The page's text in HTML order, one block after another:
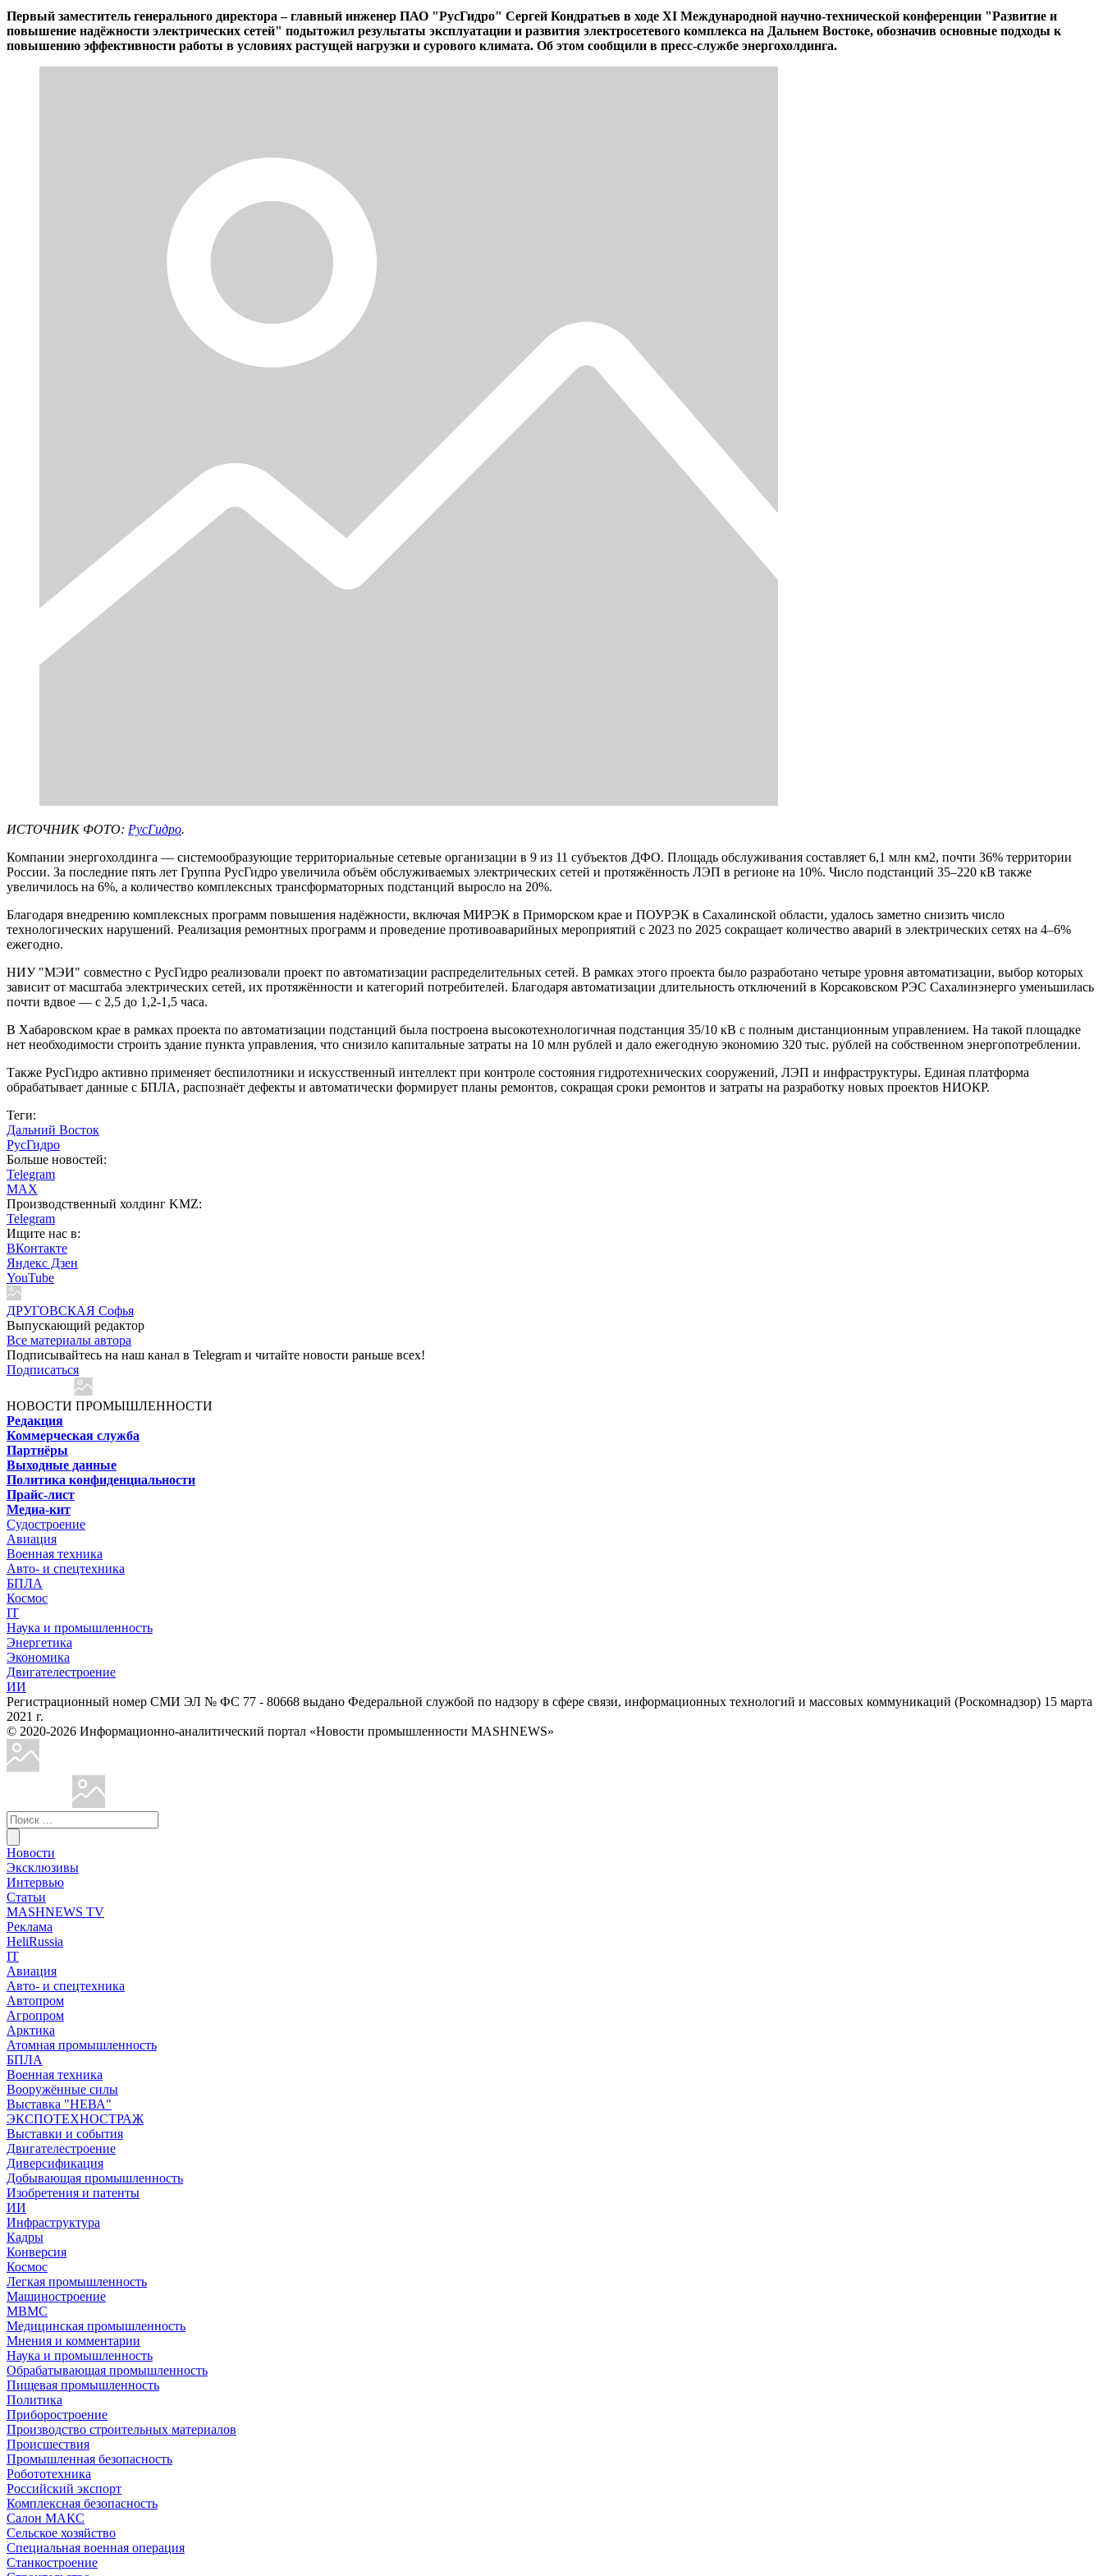
Первый заместитель генерального директора – главный инженер ПАО "РусГидро" Сергей Кондратьев в ходе XI Международной научно-технической конференции "Развитие и
повышение надёжности электрических сетей" подытожил результаты эксплуатации и развития электросетевого комплекса на Дальнем Востоке, обозначив основные подходы к
повышению эффективности работы в условиях растущей нагрузки и сурового климата. Об этом сообщили в пресс-службе энергохолдинга.
ИСТОЧНИК ФОТО: РусГидро.
Компании энергохолдинга — системообразующие территориальные сетевые организации в 9 из 11 субъектов ДФО. Площадь обслуживания составляет 6,1 млн км2, почти 36% территории
России. За последние пять лет Группа РусГидро увеличила объём обслуживаемых электрических сетей и протяжённость ЛЭП в регионе на 10%. Число подстанций 35–220 кВ также
увеличилось на 6%, а количество комплексных трансформаторных подстанций выросло на 20%.
Благодаря внедрению комплексных программ повышения надёжности, включая МИРЭК в Приморском крае и ПОУРЭК в Сахалинской области, удалось заметно снизить число
технологических нарушений. Реализация ремонтных программ и проведение противоаварийных мероприятий с 2023 по 2025 сокращает количество аварий в электрических сетях на 4–6%
ежегодно.
НИУ "МЭИ" совместно с РусГидро реализовали проект по автоматизации распределительных сетей. В рамках этого проекта было разработано четыре уровня автоматизации, выбор которых
зависит от масштаба электрических сетей, их протяжённости и категорий потребителей. Благодаря автоматизации длительность отключений в Корсаковском РЭС Сахалинэнерго уменьшилась
почти вдвое — с 2,5 до 1,2-1,5 часа.
В Хабаровском крае в рамках проекта по автоматизации подстанций была построена высокотехнологичная подстанция 35/10 кВ с полным дистанционным управлением. На такой площадке
нет необходимости строить здание пункта управления, что снизило капитальные затраты на 10 млн рублей и дало ежегодную экономию 320 тыс. рублей на собственном энергопотреблении.
Также РусГидро активно применяет беспилотники и искусственный интеллект при контроле состояния гидротехнических сооружений, ЛЭП и инфраструктуры. Единая платформа
обрабатывает данные с БПЛА, распознаёт дефекты и автоматически формирует планы ремонтов, сокращая сроки ремонтов и затраты на разработку новых проектов НИОКР.
Теги:
Дальний Восток
РусГидро
Больше новостей:
Telegram
MAX
Производственный холдинг KMZ:
Telegram
Ищите нас в:
ВКонтакте
Яндекс Дзен
YouTube
ДРУГОВСКАЯ Софья
Выпускающий редактор
Все материалы автора
Подписывайтесь на наш канал в Telegram и читайте новости раньше всех!
Подписаться
НОВОСТИ ПРОМЫШЛЕННОСТИ
Редакция
Коммерческая служба
Партнёры
Выходные данные
Политика конфиденциальности
Прайс-лист
Медиа-кит
Судостроение
Авиация
Военная техника
Авто- и спецтехника
БПЛА
Космос
IT
Наука и промышленность
Энергетика
Экономика
Двигателестроение
ИИ
Регистрационный номер СМИ ЭЛ № ФС 77 - 80668 выдано Федеральной службой по надзору в сфере связи, информационных технологий и массовых коммуникаций (Роскомнадзор) 15 марта
2021 г.
© 2020-2026 Информационно-аналитический портал «Новости промышленности MASHNEWS»
Новости
Эксклюзивы
Интервью
Статьи
MASHNEWS TV
Реклама
HeliRussia
IT
Авиация
Авто- и спецтехника
Автопром
Агропром
Арктика
Атомная промышленность
БПЛА
Военная техника
Вооружённые силы
Выставка "НЕВА"
ЭКСПОТЕХНОСТРАЖ
Выставки и события
Двигателестроение
Диверсификация
Добывающая промышленность
Изобретения и патенты
ИИ
Инфраструктура
Кадры
Конверсия
Космос
Легкая промышленность
Машиностроение
МВМС
Медицинская промышленность
Мнения и комментарии
Наука и промышленность
Обрабатывающая промышленность
Пищевая промышленность
Политика
Приборостроение
Производство строительных материалов
Происшествия
Промышленная безопасность
Робототехника
Российский экспорт
Комплексная безопасность
Салон МАКС
Сельское хозяйство
Специальная военная операция
Станкостроение